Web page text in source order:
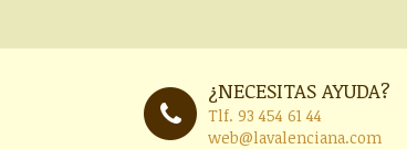
¿NECESITAS AYUDA?
Tlf. 93 454 61 44
web@lavalenciana.com